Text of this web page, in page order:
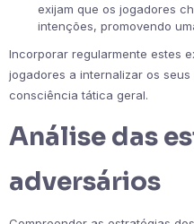
exijam que os jogadores
intenções, promovendo
Incorporar regularmente estes
jogadores a internalizar os
consciência tática geral.
Análise das
adversários